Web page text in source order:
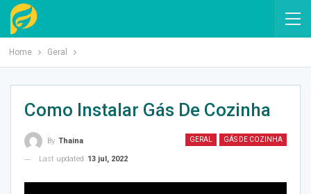
Home Geral
Como Instalar Gás De Cozinha
GERAL GÁS DE COZINHA
By Thaina
Last updated 13 jul, 2022